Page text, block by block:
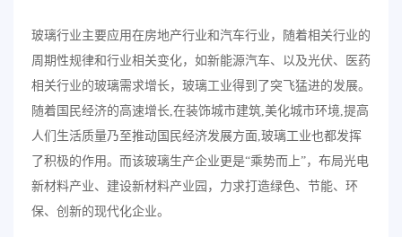
玻璃行业主要应用在房地产行业和汽车行业，随着相关行业的
周期性规律和行业相关变化，如新能源汽车、以及光伏、医药
相关行业的玻璃需求增长，玻璃工业得到了突飞猛进的发展。
随着国民经济的高速增长,在装饰城市建筑,美化城市环境,提高
人们生活质量乃至推动国民经济发展方面,玻璃工业也都发挥
了积极的作用。而该玻璃生产企业更是“乘势而上”，布局光电
新材料产业、建设新材料产业园，力求打造绿色、节能、环
保、创新的现代化企业。